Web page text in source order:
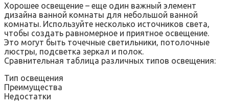
Хорошее освещение – еще один важный элемент
дизайна ванной комнаты для небольшой ванной
комнаты. Используйте несколько источников света‚
чтобы создать равномерное и приятное освещение.
Это могут быть точечные светильники‚ потолочные
люстры‚ подсветка зеркал и полок.
Сравнительная таблица различных типов освещения:
Тип освещения
Преимущества
Недостатки